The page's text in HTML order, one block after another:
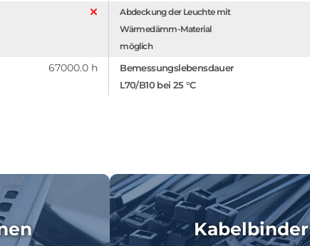
Abdeckung der Leuchte mit
Wärmedämm-Material
möglich
67000.0 h
Bemessungslebensdauer
L70/B10 bei 25 °C
Kabelbinder